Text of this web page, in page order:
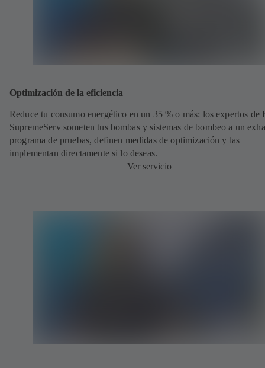
Optimización de la eficiencia
Reduce tu consumo energético en un 35 % o más: los expertos de
SupremeServ someten tus bombas y sistemas de bombeo a un
programa de pruebas, definen medidas de optimización y las
implementan directamente si lo deseas.
Ver servicio